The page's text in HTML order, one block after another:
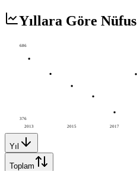
Yıllara Göre Nüfus
2013 2015 2017
686
376
Yıl
Toplam